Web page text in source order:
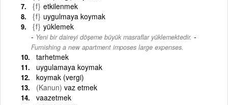
{f} etkilenmek
{f} uygulmaya koymak
{f} yüklemek
Yeni bir daireyi döşeme büyük masraflar yüklemektedir. -
Furnishing a new apartment imposes large expenses.
tarhetmek
uygulamaya koymak
koymak (vergi)
(Kanun) vaz etmek
vaazetmek